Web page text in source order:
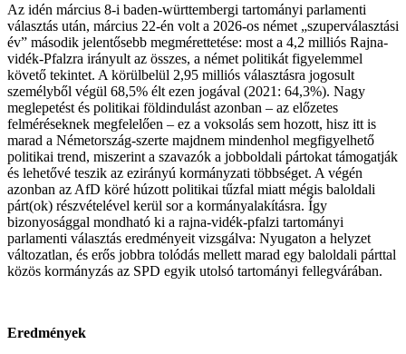
Az idén március 8-i baden-württembergi tartományi parlamenti
választás után, március 22-én volt a 2026-os német „szuperválasztási
év” második jelentősebb megmérettetése: most a 4,2 milliós Rajna-
vidék-Pfalzra irányult az összes, a német politikát figyelemmel
követő tekintet. A körülbelül 2,95 milliós választásra jogosult
személyből végül 68,5% élt ezen jogával (2021: 64,3%). Nagy
meglepetést és politikai földindulást azonban – az előzetes
felméréseknek megfelelően – ez a voksolás sem hozott, hisz itt is
marad a Németország-szerte majdnem mindenhol megfigyelhető
politikai trend, miszerint a szavazók a jobboldali pártokat támogatják
és lehetővé teszik az ezirányú kormányzati többséget. A végén
azonban az AfD köré húzott politikai tűzfal miatt mégis baloldali
párt(ok) részvételével kerül sor a kormányalakításra. Így
bizonyosággal mondható ki a rajna-vidék-pfalzi tartományi
parlamenti választás eredményeit vizsgálva: Nyugaton a helyzet
változatlan, és erős jobbra tolódás mellett marad egy baloldali párttal
közös kormányzás az SPD egyik utolsó tartományi fellegvárában.
Eredmények